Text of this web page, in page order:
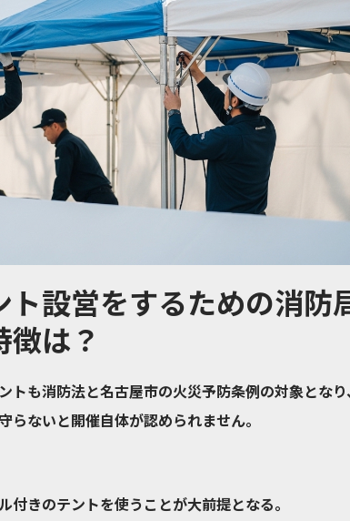
設営をするための消防
は？
トも消防法と名古屋市の火災予防条例の対象とな
ないと開催自体が認められません。
きのテントを使うことが大前提となる。